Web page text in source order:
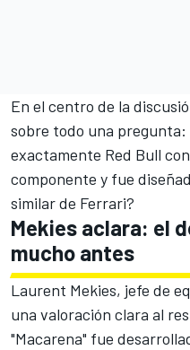
En el centro de la
sobre todo una pregunta:
exactamente Red Bull
componente y fue
similar de Ferrari?
Mekies aclara: el
mucho antes
Laurent Mekies, jefe de
una valoración clara al
"Macarena" fue